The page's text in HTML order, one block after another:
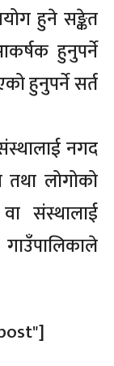
हुने सङ्केत
हुनुपर्ने
हुनुपर्ने सर्त
संस्थालाई नगद
लोगोको
संस्थालाई